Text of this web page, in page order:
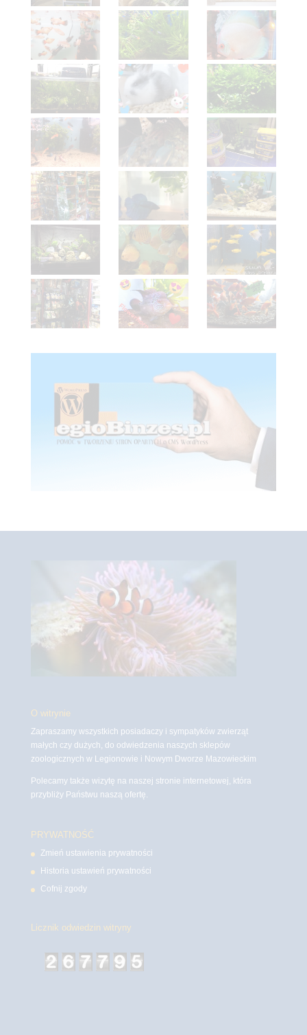
O witrynie
Zapraszamy wszystkich posiadaczy i sympatyków zwierząt
małych czy dużych, do odwiedzenia naszych sklepów
zoologicznych w Legionowie i Nowym Dworze Mazowieckim
Polecamy także wizytę na naszej stronie internetowej, która
przybliży Państwu naszą ofertę.
PRYWATNOŚĆ
Zmień ustawienia prywatności
Historia ustawień prywatności
Cofnij zgody
Licznik odwiedzin witryny